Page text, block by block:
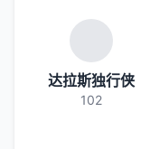
达拉斯独行侠
102